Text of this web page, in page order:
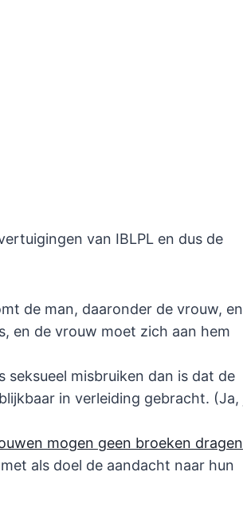
van IBLPL en dus de
de man, daaronder de vrouw, en
en de vrouw moet zich aan hem
misbruiken dan is dat de
in verleiding gebracht. (Ja,
mogen geen broeken dragen
als doel de aandacht naar hun